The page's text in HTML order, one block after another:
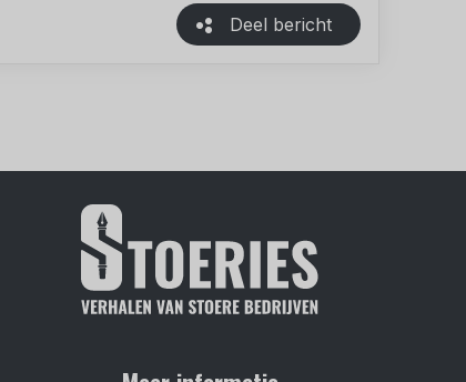
Deel bericht